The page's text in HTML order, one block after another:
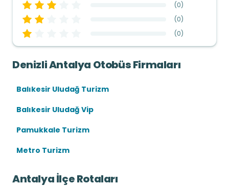
(0)
(0)
(0)
Denizli Antalya Otobüs Firmaları
Balıkesir Uludağ Turizm
Balıkesir Uludağ Vip
Pamukkale Turizm
Metro Turizm
Antalya İlçe Rotaları